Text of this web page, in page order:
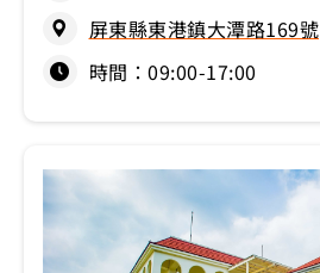
屏東縣東港鎮大潭路169號
時間：09:00-17:00